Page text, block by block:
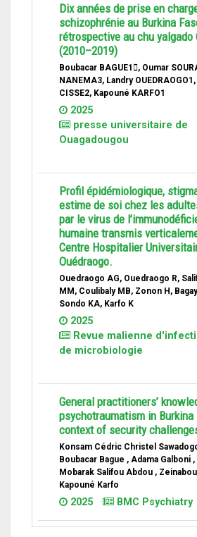
Dix années de prise en
schizophrénie au Burkina
rétrospective au chu yalgado
(2010–2019)
Boubacar BAGUE1, Oumar
NANEMA3, Landry
CISSE2, Kapouné KARFO1
2025
presse universitaire de
Ouagadougou
Profil épidémiologique,
estime de soi chez les
par le virus de
humaine transmis
Centre Hospitalier
Ouédraogo.
Ouedraogo AG, Ouedraogo R,
MM, Coulibaly MB, Zonon H,
Sondo KA, Karfo K
2025
Revue malienne
de microbiologie
General practitioners’
psychotraumatism in Burkina
context of security
Konsam Cédric Christel
Boubacar Bague , Adama Galboni
Mobarak Salifou Abdou ,
Kapouné Karfo
2025 BMC Psychiatry